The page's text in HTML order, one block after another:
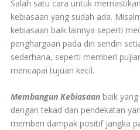
Salah satu cara untuk
kebiasaan yang sudah ada.
kebiasaan baik lainnya seperti
penghargaan pada diri sendiri
sederhana, seperti memberi
mencapai tujuan kecil.
Membangun Kebiasaan baik
dengan tekad dan pendekatan
memberi dampak positif jangka